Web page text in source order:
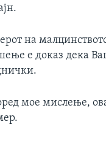
на
е доказ дека
мое мислење,